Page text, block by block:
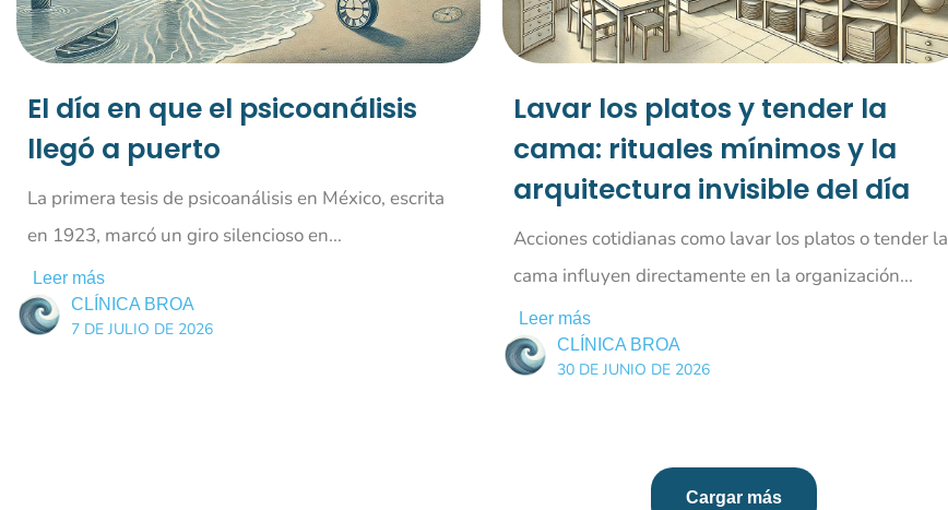
El día en que el psicoanálisis
llegó a puerto
La primera tesis de psicoanálisis en México, escrita
en 1923, marcó un giro silencioso en...
Leer más
CLÍNICA BROA
7 DE JULIO DE 2026
Lavar los platos y tender la
cama: rituales mínimos y la
arquitectura invisible del día
Acciones cotidianas como lavar los platos o tender la
cama influyen directamente en la organización...
Leer más
CLÍNICA BROA
30 DE JUNIO DE 2026
Cargar más